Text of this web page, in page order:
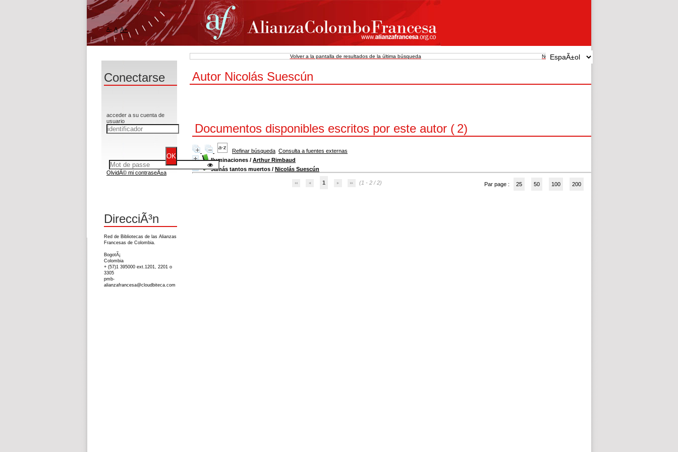
Volver a la pantalla de resultados de la última búsqueda New search
Autor Nicolás Suescún
Documentos disponibles escritos por este autor ( 2)
Refinar búsqueda Consulta a fuentes externas
Iluminaciones / Arthur Rimbaud
Jamás tantos muertos / Nicolás Suescún
1 (1 - 2 / 2) Par page : 25 50 100 200
A- A A+
Conectarse
acceder a su cuenta de
usuario
OlvidÃ© mi contraseÃ±a
DirecciÃ³n
Red de Bibliotecas de las Alianzas
Francesas de Colombia.
BogotÃ¡
Colombia
+ (57)1 395000 ext.1201, 2201 o
3305
pmb-
alianzafrancesa@cloudbiteca.com